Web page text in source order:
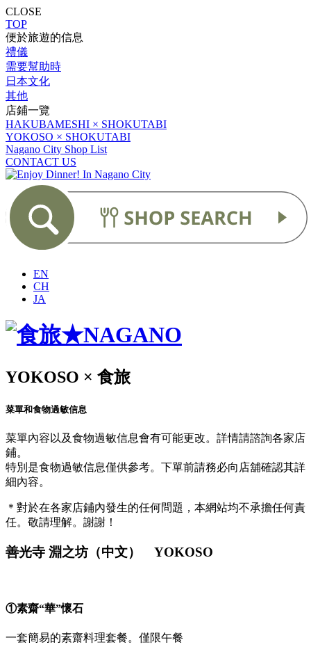
CLOSE
TOP
便於旅遊的信息
禮儀
需要幫助時
日本文化
其他
店鋪一覽
HAKUBAMESHI × SHOKUTABI
YOKOSO × SHOKUTABI
Nagano City Shop List
CONTACT US
EN
CH
JA
YOKOSO × 食旅
菜單和食物過敏信息
菜單內容以及食物過敏信息會有可能更改。詳情請諮詢各家店
鋪。
特別是食物過敏信息僅供參考。下單前請務必向店舖確認其詳
細內容。
＊對於在各家店鋪內發生的任何問題，本網站均不承擔任何責
任。敬請理解。謝謝！
善光寺 淵之坊（中文） YOKOSO
①素齋“華”懷石
一套簡易的素齋料理套餐。僅限午餐